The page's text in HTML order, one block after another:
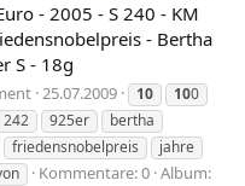
- 2005 - S 240 - KM
- Bertha
S - 18g
25.07.2009 10 100
242 925er
bertha
friedensnobelpreis
jahre
Kommentare: 0 Album: